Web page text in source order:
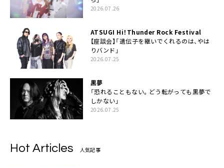
2026.07.26
ATSUGI Hi！Thunder Rock Festival
【座談会】「遺伝子を継いでくれるのは、やは
りバンド」
2026.07.25
黒夢
「恐れることもない。どう転がっても黒夢で
しかない」
2026.07.25
Hot Articles 人気記事